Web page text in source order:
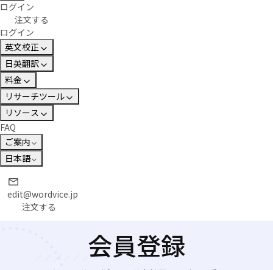
ログイン
注文する
ログイン
英文校正
日英翻訳
料金
リサーチツール
リソース
FAQ
ご案内
日本語
edit@wordvice.jp
注文する
会員登録